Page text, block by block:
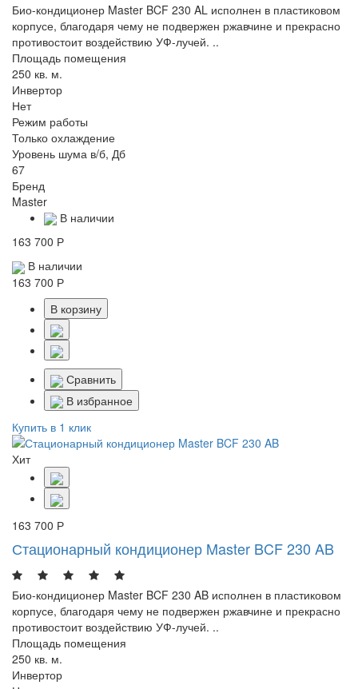
Био-кондиционер Master BCF 230 AL исполнен в пластиковом
корпусе, благодаря чему не подвержен ржавчине и прекрасно
противостоит воздействию УФ-лучей. ..
Площадь помещения
250 кв. м.
Инвертор
Нет
Режим работы
Только охлаждение
Уровень шума в/б, Дб
67
Бренд
Master
В наличии
163 700 Р
В наличии
163 700 Р
В корзину
Сравнить
В избранное
Купить в 1 клик
Хит
163 700 Р
Стационарный кондиционер Master BCF 230 AB
Био-кондиционер Master BCF 230 AB исполнен в пластиковом
корпусе, благодаря чему не подвержен ржавчине и прекрасно
противостоит воздействию УФ-лучей. ..
Площадь помещения
250 кв. м.
Инвертор